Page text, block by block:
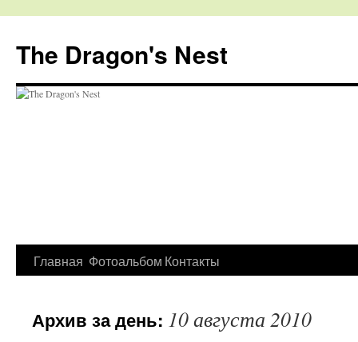
The Dragon's Nest
Перейти
содержимому
Главная Фотоальбом Контакты
Архив за день: 10 августа 2010